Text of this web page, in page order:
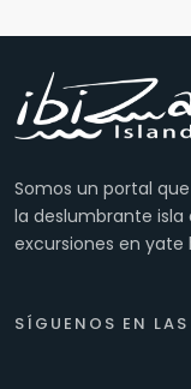
Somos un portal
la deslumbrante isla
excursiones en yate
SÍGUENOS EN LAS